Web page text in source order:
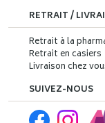
RETRAIT /
Retrait à la
Retrait en casiers
Livraison chez
SUIVEZ-NOUS